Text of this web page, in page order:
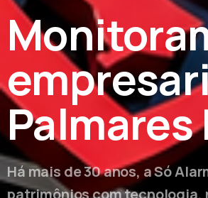
Há mais de 30 anos, a Só